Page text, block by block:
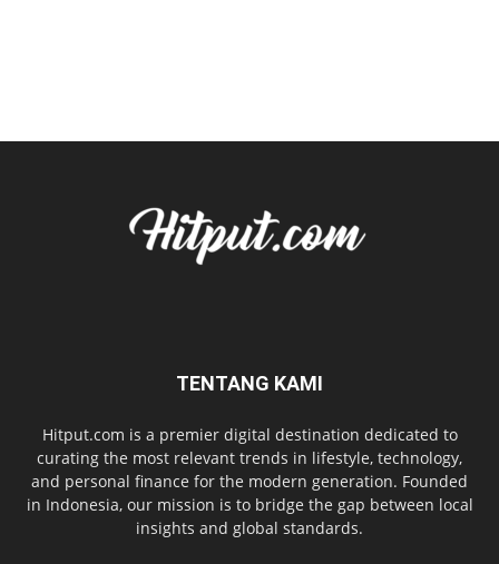
TENTANG KAMI
Hitput.com is a premier digital destination dedicated to
curating the most relevant trends in lifestyle, technology,
and personal finance for the modern generation. Founded
in Indonesia, our mission is to bridge the gap between local
insights and global standards.